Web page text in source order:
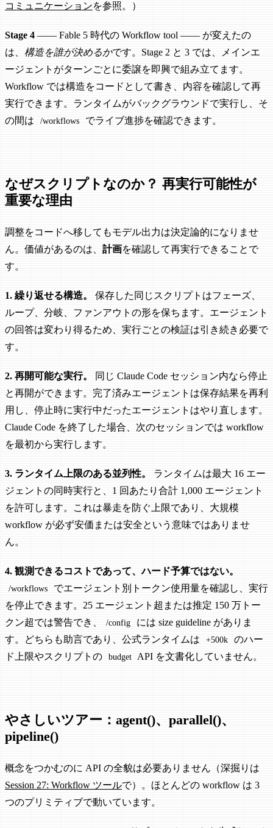
コミュニケーションを参照。）
Stage 4—— Fable 5 時代の Workflow tool —— が変えたの
は、 構造を誰が決めるかです。Stage 2 と 3 では、メインエ
ージェントがターンごとに委譲を即興で組み立てます。
Workflow では構造をコードとして書き、内容を確認して再
実行できます。ランタイムがバックグラウンドで実行し、そ
の間は
/workflows でライブ進捗を確認できます。
なぜスクリプトなのか？ 再実行可能性が
重要な理由
調整をコードへ移してもモデル出力は決定論的になりませ
ん。価値があるのは、 計画を確認して再実行できることで
す。
1. 繰り返せる構造。
保存した同じスクリプトはフェーズ、
ループ、分岐、ファンアウトの形を保ちます。エージェント
の回答は変わり得るため、実行ごとの検証は引き続き必要で
す。
2. 再開可能な実行。
同じ Claude Code セッション内なら停止
と再開ができます。完了済みエージェントは保存結果を再利
用し、停止時に実行中だったエージェントはやり直します。
Claude Code を終了した場合、次のセッションでは workflow
を最初から実行します。
3. ランタイム上限のある並列性。
ランタイムは最大 16 エー
ジェントの同時実行と、1 回あたり合計 1,000 エージェント
を許可します。これは暴走を防ぐ上限であり、大規模
workflow が必ず安価または安全という意味ではありませ
ん。
4. 観測できるコストであって、ハード予算ではない。
/workflows
でエージェント別トークン使用量を確認し、実行
を停止できます。25 エージェント超または推定 150 万トー
クン超では警告でき、
/config
には size guideline がありま
す。どちらも助言であり、公式ランタイムは
+500k
のハー
ド上限やスクリプトの
budget API を文書化していません。
やさしいツアー：agent()、parallel()、
pipeline()
概念をつかむのに API の全貌は必要ありません（深掘りは
Session 27: Workflow ツールで）。ほとんどの workflow は 3
つのプリミティブで動いています。